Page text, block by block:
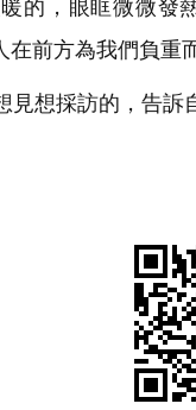
的，眼眶微微發
前方為我們負重
想採訪的，告訴